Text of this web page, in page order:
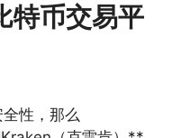
特币交易平
性，那么